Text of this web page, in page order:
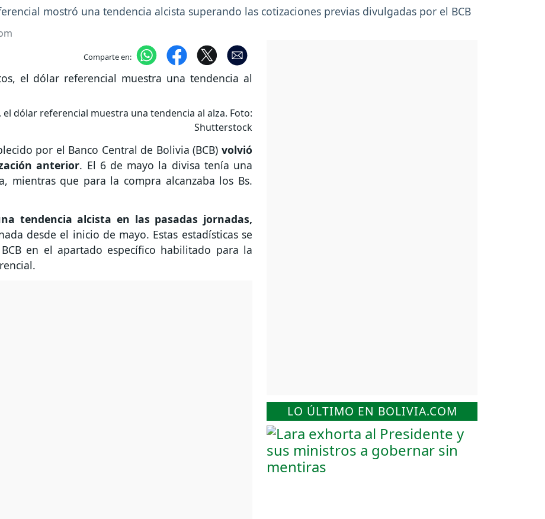
mostró una tendencia alcista superando las cotizaciones previas divulgadas por el BCB
Comparte en:
dólar referencial muestra una tendencia al alza. Foto:
Shutterstock
por el Banco Central de Bolivia (BCB)volvió
anterior. El 6 de mayo la divisa tenía una
mientras que para la compra alcanzaba los Bs.
tendencia alcista en las pasadas jornadas,
desde el inicio de mayo. Estas estadísticas se
en el apartado específico habilitado para la
LO ÚLTIMO EN BOLIVIA.COM